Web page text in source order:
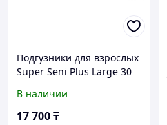
Подгузники для взрослых
Super Seni Plus Large 30
В наличии
17 700₸